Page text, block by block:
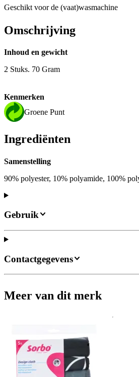
Geschikt voor de (vaat)wasmachine
Omschrijving
Inhoud en gewicht
2 Stuks. 70 Gram
Kenmerken
Groene Punt
Ingrediënten
Samenstelling
90% polyester, 10% polyamide, 100%
Gebruik
Contactgegevens
Meer van dit merk